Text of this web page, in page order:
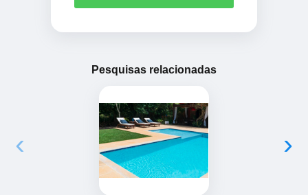
Pesquisas relacionadas
‹ ›